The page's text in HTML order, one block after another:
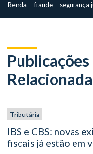
Renda
fraude segurança
Publicações
Tributária
IBS e CBS: novas
fiscais já estão em